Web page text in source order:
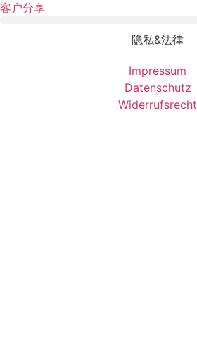
客户分享
隐私&法律
Impressum
Datenschutz
Widerrufsrecht